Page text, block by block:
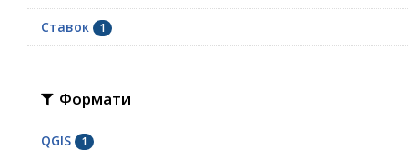
Ставок 1
Формати
QGIS 1